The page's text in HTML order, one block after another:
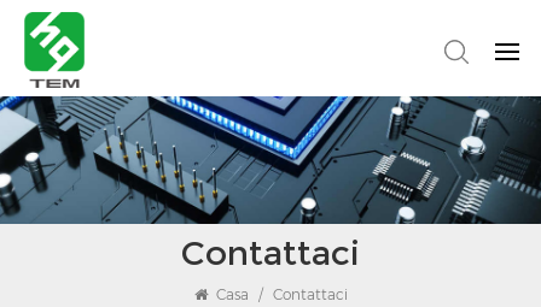
Contattaci
Casa / Contattaci